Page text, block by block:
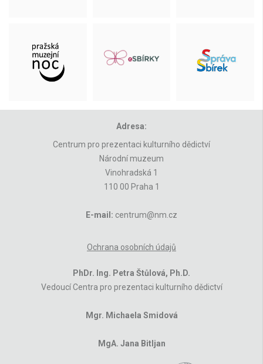
Adresa:
Centrum pro prezentaci kulturního dědictví
Národní muzeum
Vinohradská 1
110 00 Praha 1
E-mail: centrum@nm.cz
Ochrana osobních údajů
PhDr. Ing. Petra Štůlová, Ph.D.
Vedoucí Centra pro prezentaci kulturního dědictví
Mgr. Michaela Smidová
MgA. Jana Bitljan